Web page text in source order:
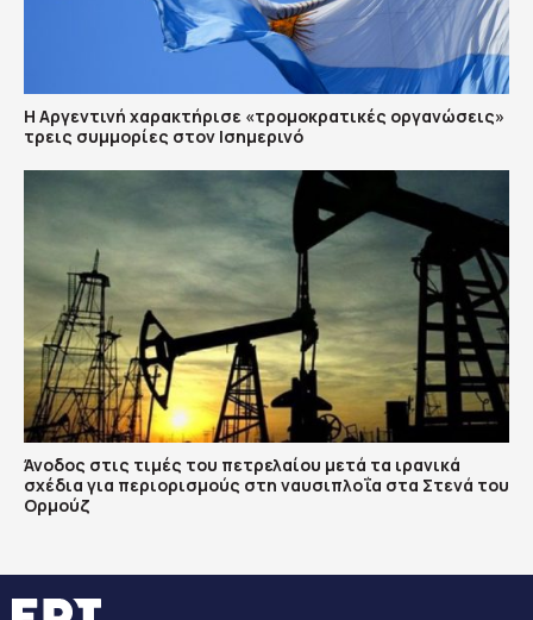
Η Αργεντινή χαρακτήρισε «τρομοκρατικές οργανώσεις»
τρεις συμμορίες στον Ισημερινό
Άνοδος στις τιμές του πετρελαίου μετά τα ιρανικά
σχέδια για περιορισμούς στη ναυσιπλοΐα στα Στενά του
Ορμούζ